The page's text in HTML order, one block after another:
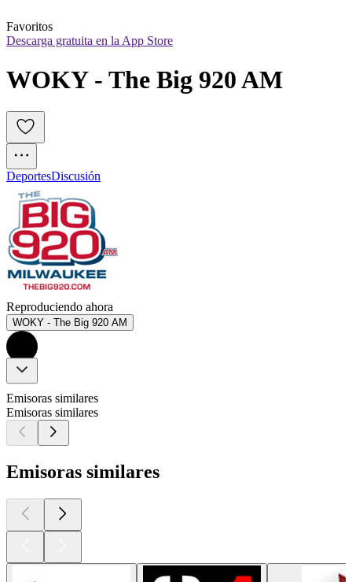
Favoritos
Descarga gratuita en la App Store
WOKY - The Big 920 AM
DeportesDiscusión
Reproduciendo ahora
WOKY - The Big 920 AM
Emisoras similares
Emisoras similares
Emisoras similares